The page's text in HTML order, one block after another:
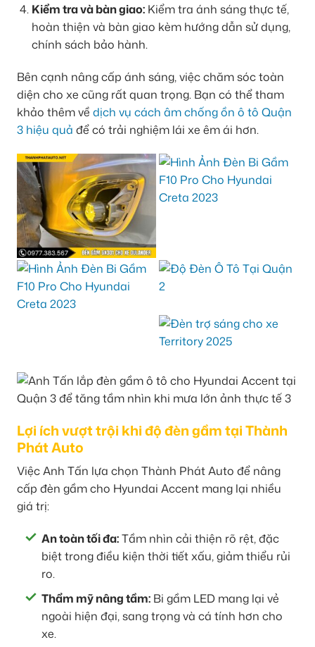
Kiểm tra và bàn giao:Kiểm tra ánh sáng thực tế,
hoàn thiện và bàn giao kèm hướng dẫn sử dụng,
chính sách bảo hành.
Bên cạnh nâng cấp ánh sáng, việc chăm sóc toàn
diện cho xe cũng rất quan trọng. Bạn có thể tham
khảo thêm về dịch vụ cách âm chống ồn ô tô Quận
3 hiệu quả để có trải nghiệm lái xe êm ái hơn.
Lợi ích vượt trội khi độ đèn gầm tại Thành
Phát Auto
Việc Anh Tấn lựa chọn Thành Phát Auto để nâng
cấp đèn gầm cho Hyundai Accent mang lại nhiều
giá trị:
An toàn tối đa:Tầm nhìn cải thiện rõ rệt, đặc
biệt trong điều kiện thời tiết xấu, giảm thiểu rủi
ro.
Thẩm mỹ nâng tầm: Bi gầm LED mang lại vẻ
ngoài hiện đại, sang trọng và cá tính hơn cho
xe.